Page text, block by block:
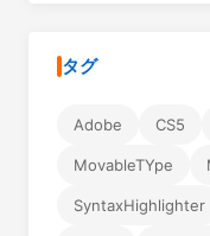
タグ
Adobe CS5
MovableTYpe
SyntaxHighlighter